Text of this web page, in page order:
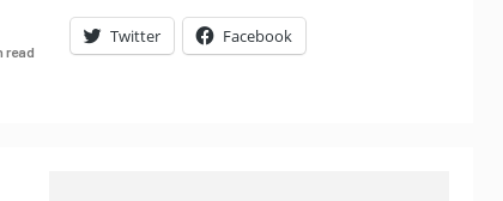
read
Twitter Facebook